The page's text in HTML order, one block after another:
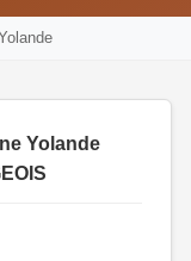
Yolande